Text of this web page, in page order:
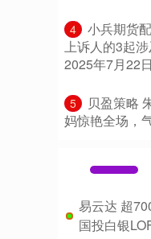
4
小兵期货
上诉人的3起
2025年7月22
5
贝盈策略
妈惊艳全场，
易云达 超
国投白银